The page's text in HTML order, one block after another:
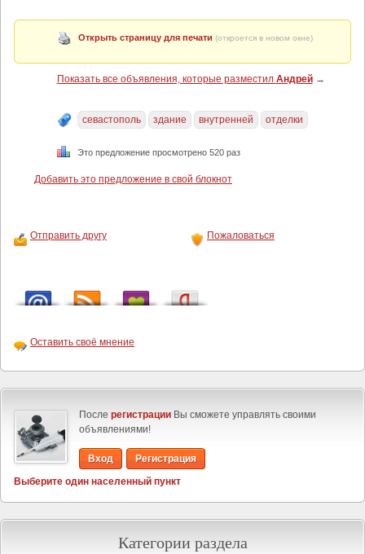
Открыть страницу для печати (откроется в новом окне)
Показать все объявления, которые разместил Андрей→
севастополь здание внутренней отделки
Это предложение просмотрено 520 раз
Добавить это предложение в свой блокнот
Отправить другу Пожаловаться
Оставить своё мнение
После регистрации Вы сможете управлять своими
объявлениями!
Вход
Регистрация
Выберите один населенный пункт
Категории раздела